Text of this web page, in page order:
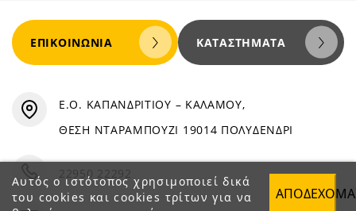
Αυτός ο ιστότοπος χρησιμοποιεί δικά
του cookies και cookies τρίτων για να
ΕΠΙΚΟΙΝΩΝΊΑ ΚΑΤΑΣΤΉΜΑΤΑ
Ε.Ο. ΚΑΠΑΝΔΡΙΤΙΟΥ – ΚΑΛΑΜΟΥ,
ΘΕΣΗ ΝΤΑΡΑΜΠΟΥΖΙ 19014 ΠΟΛΥΔΕΝΔΡΙ
22950 22292